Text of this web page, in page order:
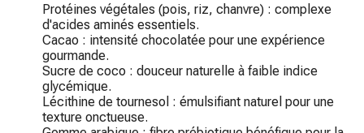
Protéines végétales (pois, riz, chanvre) : complexe
d'acides aminés essentiels.
Cacao : intensité chocolatée pour une expérience
gourmande.
Sucre de coco : douceur naturelle à faible indice
glycémique.
Lécithine de tournesol : émulsifiant naturel pour une
texture onctueuse.